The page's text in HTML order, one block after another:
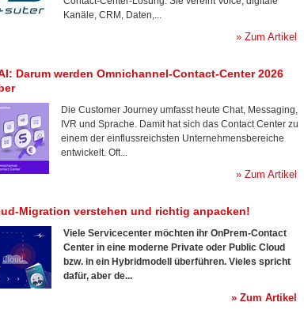
Kanäle, CRM, Daten,...
» Zum Artikel
Darum werden Omnichannel-Contact-Center 2026
Die Customer Journey umfasst heute Chat, Messaging,
IVR und Sprache. Damit hat sich das Contact Center zu
einem der einflussreichsten Unternehmensbereiche
entwickelt. Oft...
» Zum Artikel
Migration verstehen und richtig anpacken!
Viele Servicecenter möchten ihr OnPrem-Contact
Center in eine moderne Private oder Public Cloud
bzw. in ein Hybridmodell überführen. Vieles spricht
dafür, aber de...
» Zum Artikel